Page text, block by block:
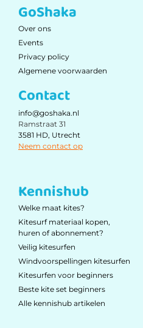
GoShaka
Over ons
Events
Privacy policy
Algemene voorwaarden
Contact
info@goshaka.nl
Ramstraat 31
3581 HD, Utrecht
Neem contact op
Kennishub
Welke maat kites?
Kitesurf materiaal kopen,
huren of abonnement?
Veilig kitesurfen
Windvoorspellingen kitesurfen
Kitesurfen voor beginners
Beste kite set beginners
Alle kennishub artikelen